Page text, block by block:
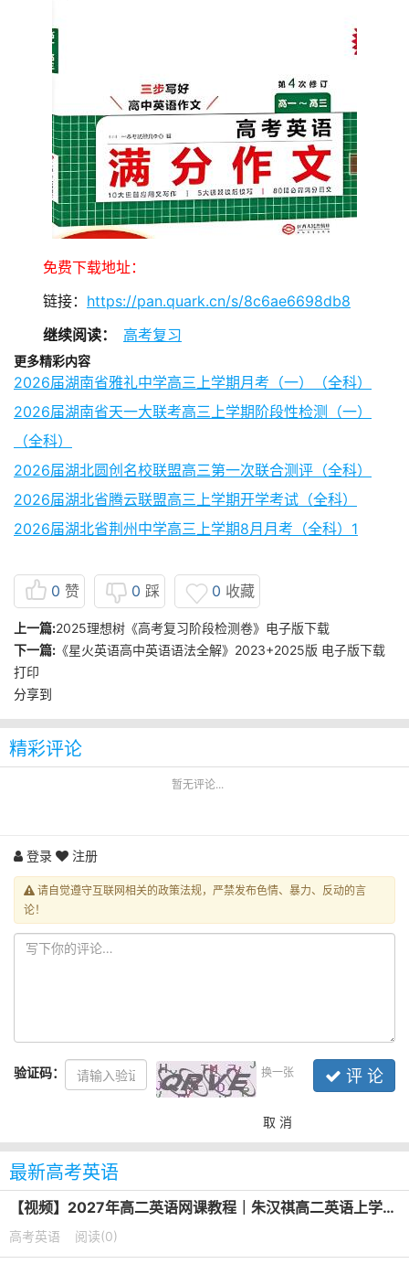
免费下载地址：
链接： https://pan.quark.cn/s/8c6ae6698db8
继续阅读：
高考复习
更多精彩内容
2026届湖南省雅礼中学高三上学期月考（一）（全科）
2026届湖南省天一大联考高三上学期阶段性检测（一）
（全科）
2026届湖北圆创名校联盟高三第一次联合测评（全科）
2026届湖北省腾云联盟高三上学期开学考试（全科）
2026届湖北省荆州中学高三上学期8月月考（全科）1
0 赞 0 踩 0 收藏
上一篇:2025理想树《高考复习阶段检测卷》电子版下载
下一篇: 《星火英语高中英语语法全解》2023+2025版 电子版下载
打印
分享到
精彩评论
暂无评论...
登录 注册
请自觉遵守互联网相关的政策法规，严禁发布色情、暴力、反动的言
论！
验证码： 换一张 评 论
取 消
最新高考英语
【视频】2027年高二英语网课教程｜朱汉祺高二英语上学期暑假班视频教程
高考英语 阅读(0)